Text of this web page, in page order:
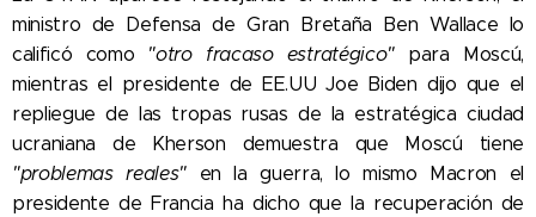
ministro de Defensa de Gran Bretaña Ben Wallace lo
calificó como "otro fracaso estratégico" para Moscú,
mientras el presidente de EE.UU Joe Biden dijo que el
repliegue de las tropas rusas de la estratégica ciudad
ucraniana de Kherson demuestra que Moscú tiene
"problemas reales" en la guerra, lo mismo Macron el
presidente de Francia ha dicho que la recuperación de